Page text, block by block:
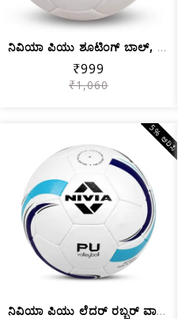
ನಿವಿಯಾ ಪಿಯು ಶೂಟಿಂಗ್ ಬಾಲ್, ಬಗೆಬಗೆಯ ಬಣ್ಣ
₹999
₹1,060
ನಿವಿಯಾ ಪಿಯು ಲೆದರ್ ರಬ್ಬರ್ ವಾಲಿಬಾಲ್ (ಗಾ...
5% ಆರಿಸಿ